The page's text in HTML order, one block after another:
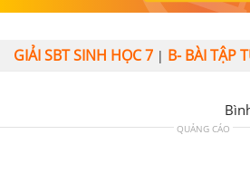
GIẢI SBT SINH HỌC 7 | B- BÀI TẬP
QUẢNG CÁO